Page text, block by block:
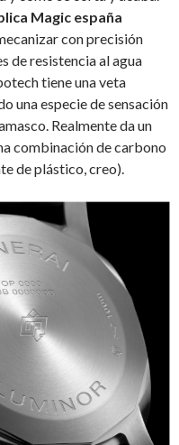
Magic españa
con precisión
de resistencia al agua
tiene una veta
una especie de sensación
Realmente da un
combinación de carbono
de plástico, creo).